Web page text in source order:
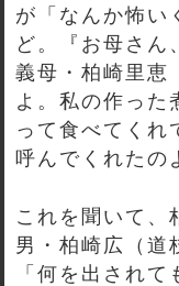
が「なんか怖い
ど。『お母さん
義母・柏崎里恵
よ。私の作った
って食べてくれ
呼んでくれたの
これを聞いて、
男・柏崎広（道
「何を出され